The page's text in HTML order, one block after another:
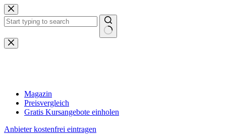
Zum
Inhalt
springen
Keine
Ergebnisse
Magazin
Preisvergleich
Gratis Kursangebote einholen
Anbieter kostenfrei eintragen